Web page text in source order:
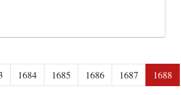
1684 1685 1686 1687 1688